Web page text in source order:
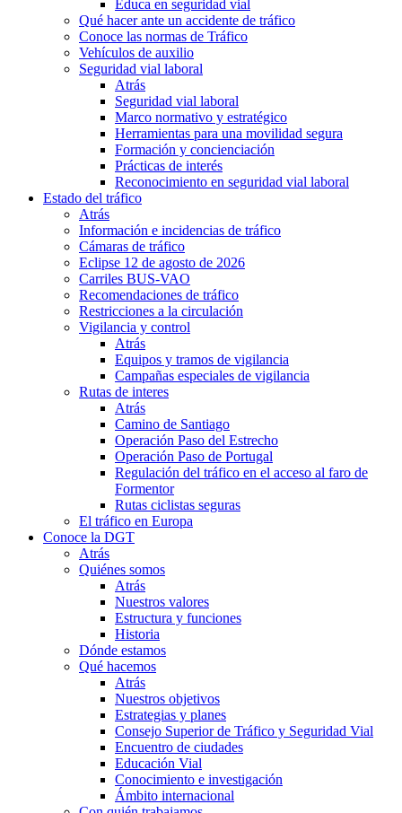
Educa en seguridad vial
Qué hacer ante un accidente de tráfico
Conoce las normas de Tráfico
Vehículos de auxilio
Seguridad vial laboral
Atrás
Seguridad vial laboral
Marco normativo y estratégico
Herramientas para una movilidad segura
Formación y concienciación
Prácticas de interés
Reconocimiento en seguridad vial laboral
Estado del tráfico
Atrás
Información e incidencias de tráfico
Cámaras de tráfico
Eclipse 12 de agosto de 2026
Carriles BUS-VAO
Recomendaciones de tráfico
Restricciones a la circulación
Vigilancia y control
Atrás
Equipos y tramos de vigilancia
Campañas especiales de vigilancia
Rutas de interes
Atrás
Camino de Santiago
Operación Paso del Estrecho
Operación Paso de Portugal
Regulación del tráfico en el acceso al faro de
Formentor
Rutas ciclistas seguras
El tráfico en Europa
Conoce la DGT
Atrás
Quiénes somos
Atrás
Nuestros valores
Estructura y funciones
Historia
Dónde estamos
Qué hacemos
Atrás
Nuestros objetivos
Estrategias y planes
Consejo Superior de Tráfico y Seguridad Vial
Encuentro de ciudades
Educación Vial
Conocimiento e investigación
Ámbito internacional